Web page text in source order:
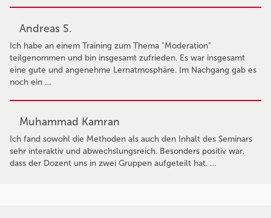
Andreas S.
Ich habe an einem Training zum Thema "Moderation"
teilgenommen und bin insgesamt zufrieden. Es war insgesamt
eine gute und angenehme Lernatmosphäre. Im Nachgang gab es
noch ein …
Muhammad Kamran
Ich fand sowohl die Methoden als auch den Inhalt des Seminars
sehr interaktiv und abwechslungsreich. Besonders positiv war,
dass der Dozent uns in zwei Gruppen aufgeteilt hat. …